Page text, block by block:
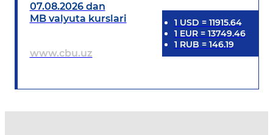
07.08.2026 dan
MB valyuta kurslari
www.cbu.uz
1 USD = 11915.64
1 EUR= 13749.46
1 RUB = 146.19